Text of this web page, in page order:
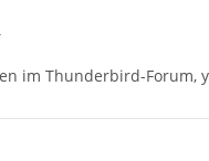
im Thunderbird-Forum,